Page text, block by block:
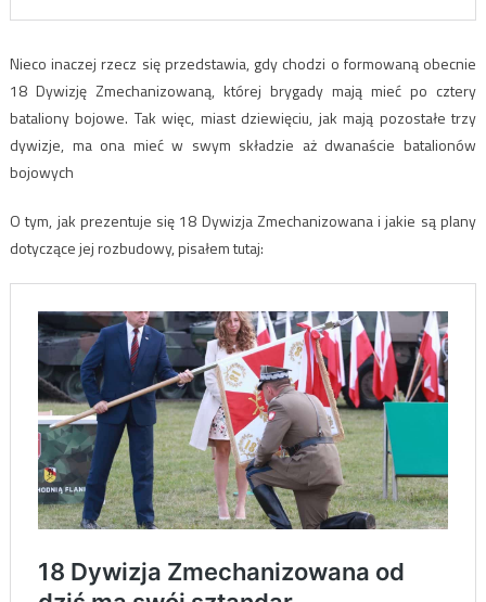
Nieco inaczej rzecz się przedstawia, gdy chodzi o formowaną obecnie
18 Dywizję Zmechanizowaną, której brygady mają mieć po cztery
bataliony bojowe. Tak więc, miast dziewięciu, jak mają pozostałe trzy
dywizje, ma ona mieć w swym składzie aż dwanaście batalionów
bojowych
O tym, jak prezentuje się 18 Dywizja Zmechanizowana i jakie są plany
dotyczące jej rozbudowy, pisałem tutaj: